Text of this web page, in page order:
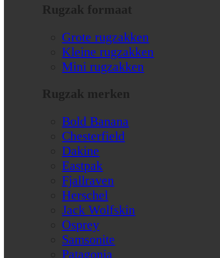
Rugzak formaat
Grote rugzakken
Kleine rugzakken
Mini rugzakken
Rugzak merken
Bold Banana
Chesterfield
Dakine
Eastpak
Fjallraven
Herschel
Jack Wolfskin
Osprey
Samsonite
Patagonia